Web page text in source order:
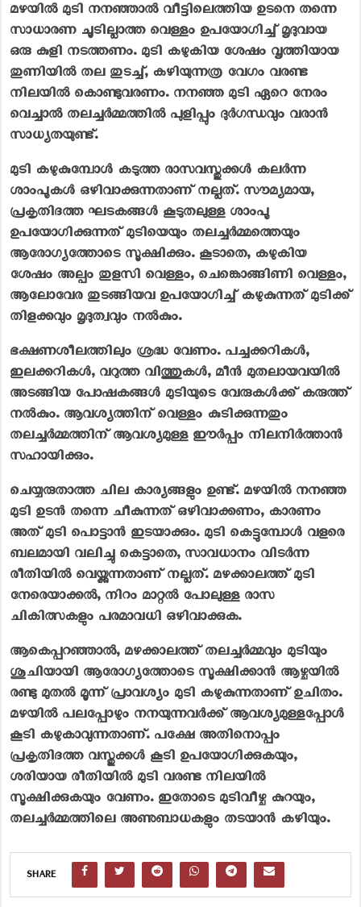
മഴയിൽ മുടി നനഞ്ഞാൽ വീട്ടിലെത്തിയ ഉടനെ തന്നെ
സാധാരണ ചൂടില്ലാത്ത വെള്ളം ഉപയോഗിച്ച് മൃദുവായ
ഒരു കുളി നടത്തണം. മുടി കഴുകിയ ശേഷം വൃത്തിയായ
തുണിയിൽ തല തുടച്ച്, കഴിയുന്നത്ര വേഗം വരണ്ട
നിലയിൽ കൊണ്ടുവരണം. നനഞ്ഞ മുടി ഏറെ നേരം
വെച്ചാൽ തലച്ചർമ്മത്തിൽ പുളിപ്പും ദുർഗന്ധവും വരാൻ
സാധ്യതയുണ്ട്.
മുടി കഴുകുമ്പോൾ കടുത്ത രാസവസ്തുക്കൾ കലർന്ന
ശാംപൂകൾ ഒഴിവാക്കുന്നതാണ് നല്ലത്. സൗമ്യമായ,
പ്രകൃതിദത്ത ഘടകങ്ങൾ കൂടുതലുള്ള ശാംപൂ
ഉപയോഗിക്കുന്നത് മുടിയെയും തലച്ചർമ്മത്തെയും
ആരോഗ്യത്തോടെ സൂക്ഷിക്കും. കൂടാതെ, കഴുകിയ
ശേഷം അല്പം തുളസി വെള്ളം, ചെങ്കൊങ്ങിണി വെള്ളം,
ആലോവേര തുടങ്ങിയവ ഉപയോഗിച്ച് കഴുകുന്നത് മുടിക്ക്
തിളക്കവും മൃദുത്വവും നൽകും.
ഭക്ഷണശീലത്തിലും ശ്രദ്ധ വേണം. പച്ചക്കറികൾ,
ഇലക്കറികൾ, വറുത്ത വിത്തുകൾ, മീൻ മുതലായവയിൽ
അടങ്ങിയ പോഷകങ്ങൾ മുടിയുടെ വേരുകൾക്ക് കരുത്ത്
നൽകും. ആവശ്യത്തിന് വെള്ളം കുടിക്കുന്നതും
തലച്ചർമ്മത്തിന് ആവശ്യമുള്ള ഈർപ്പം നിലനിർത്താൻ
സഹായിക്കും.
ചെയ്യരുതാത്ത ചില കാര്യങ്ങളും ഉണ്ട്. മഴയിൽ നനഞ്ഞ
മുടി ഉടൻ തന്നെ ചീകുന്നത് ഒഴിവാക്കണം, കാരണം
അത് മുടി പൊട്ടാൻ ഇടയാക്കും. മുടി കെട്ടുമ്പോൾ വളരെ
ബലമായി വലിച്ചു കെട്ടാതെ, സാവധാനം വിടർന്ന
രീതിയിൽ വെയ്ക്കുന്നതാണ് നല്ലത്. മഴക്കാലത്ത് മുടി
നേരെയാക്കൽ, നിറം മാറ്റൽ പോലുള്ള രാസ
ചികിത്സകളും പരമാവധി ഒഴിവാക്കുക.
ആകെപ്പറഞ്ഞാൽ, മഴക്കാലത്ത് തലച്ചർമ്മവും മുടിയും
ശുചിയായി ആരോഗ്യത്തോടെ സൂക്ഷിക്കാൻ ആഴ്ചയിൽ
രണ്ടു മുതൽ മൂന്ന് പ്രാവശ്യം മുടി കഴുകുന്നതാണ് ഉചിതം.
മഴയിൽ പലപ്പോഴും നനയുന്നവർക്ക് ആവശ്യമുള്ളപ്പോൾ
കൂടി കഴുകാവുന്നതാണ്. പക്ഷേ അതിനൊപ്പം
പ്രകൃതിദത്ത വസ്തുക്കൾ കൂടി ഉപയോഗിക്കുകയും,
ശരിയായ രീതിയിൽ മുടി വരണ്ട നിലയിൽ
സൂക്ഷിക്കുകയും വേണം. ഇതോടെ മുടിവീഴ്ച കുറയും,
തലച്ചർമ്മത്തിലെ അണുബാധകളും തടയാൻ കഴിയും.
SHARE